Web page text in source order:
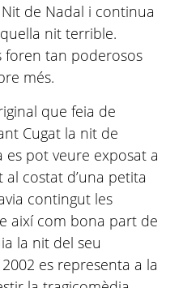
de Nadal i continua
nit terrible.
foren tan poderosos
més.
que feia de
Cugat la nit de
es pot veure exposat a
costat d’una petita
contingut les
així com bona part de
la nit del seu
2002 es representa a la